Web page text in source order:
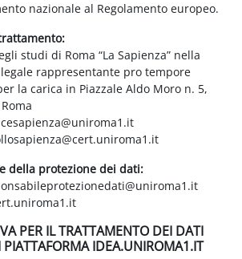
nazionale al Regolamento europeo.
studi di Roma “La Sapienza” nella
rappresentante pro tempore
la carica in Piazzale Aldo Moro n. 5,
della protezione dei dati:
PER IL TRATTAMENTO DEI DATI
PIATTAFORMA IDEA.UNIROMA1.IT